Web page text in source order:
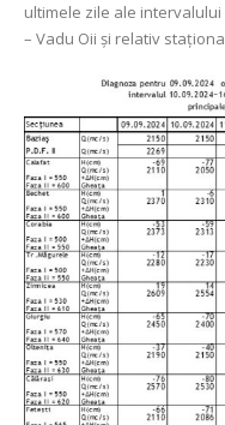
ultimele zile ale
– Vadu Oii și relativ